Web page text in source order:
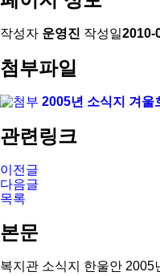
작성자 운영진 작성일2010-
첨부파일
2005년 소식지 겨울
관련링크
이전글
다음글
목록
본문
복지관 소식지 한울안 2005